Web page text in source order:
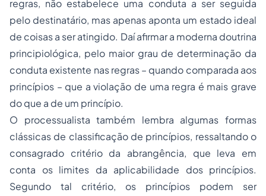
regras, não estabelece uma conduta a ser seguida
pelo destinatário, mas apenas aponta um estado ideal
de coisas a ser atingido. Daí afirmar a moderna doutrina
principiológica, pelo maior grau de determinação da
conduta existente nas regras – quando comparada aos
princípios – que a violação de uma regra é mais grave
do que a de um princípio.
O processualista também lembra algumas formas
clássicas de classificação de princípios, ressaltando o
consagrado critério da abrangência, que leva em
conta os limites da aplicabilidade dos princípios.
Segundo tal critério, os princípios podem ser